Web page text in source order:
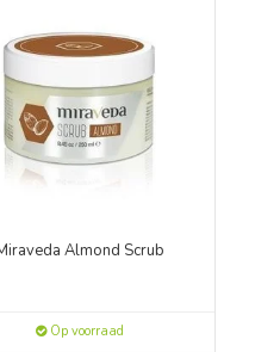
Almond Scrub
Op voorraad